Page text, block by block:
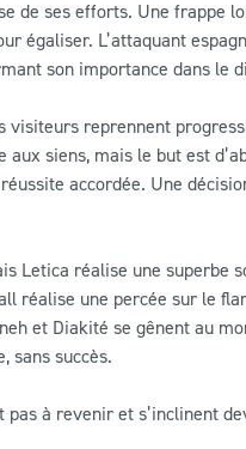
de ses efforts. Une frappe
égaliser. L’attaquant
son importance dans le
visiteurs reprennent
siens, mais le but est
accordée. Une
Letica réalise une
réalise une percée sur le
et Diakité se gênent au
sans succès.
à revenir et s’inclinent